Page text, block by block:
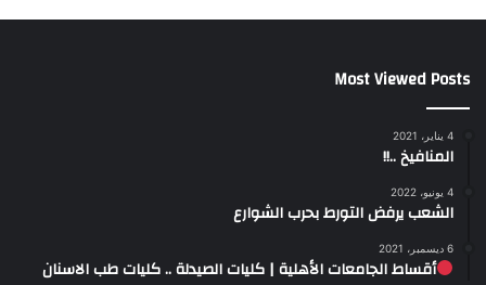
Most Viewed Posts
4 يناير، 2021
المنافيخ ..!!
4 يونيو، 2022
الشعب يرفض التورط بحرب الشوارع
6 ديسمبر، 2021
أقساط الجامعات الأهلية | كليات الصيدلة .. كليات طب الاسنان